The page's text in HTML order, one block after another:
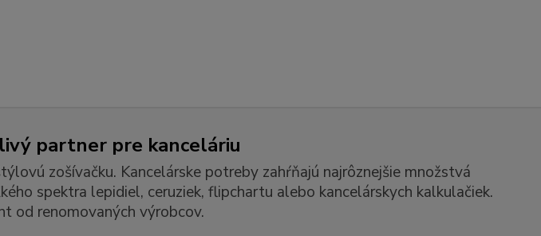
partner pre kanceláriu
zošívačku. Kancelárske potreby zahŕňajú najrôznejšie množstvá
spektra lepidiel, ceruziek, flipchartu alebo kancelárskych kalkulačiek.
od renomovaných výrobcov.